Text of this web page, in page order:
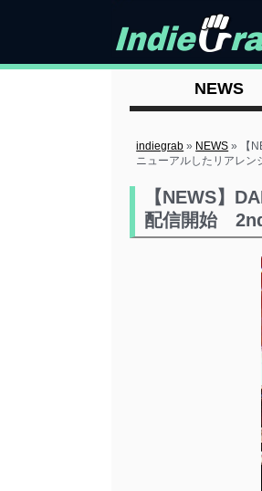
NEWS
indiegrab » NEWS »
【
ニューアルしたリアレン
【NEWS】
配信開始